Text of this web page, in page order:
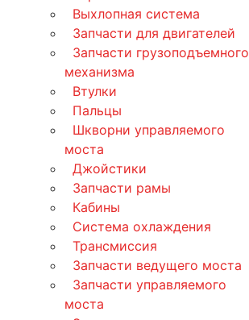
Выхлопная система
Запчасти для двигателей
Запчасти грузоподъемного
механизма
Втулки
Пальцы
Шкворни управляемого
моста
Джойстики
Запчасти рамы
Кабины
Система охлаждения
Трансмиссия
Запчасти ведущего моста
Запчасти управляемого
моста